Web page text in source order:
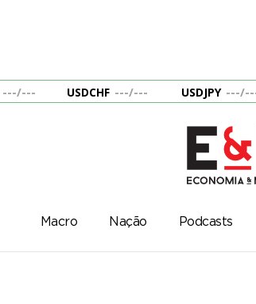
---/--- USDCHF ---/--- USDJPY ---/
Macro Nação Podcasts